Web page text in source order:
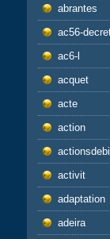
abrantes
ac56-
ac6-l
acquet
acte
action
activit
adaptation
adeira